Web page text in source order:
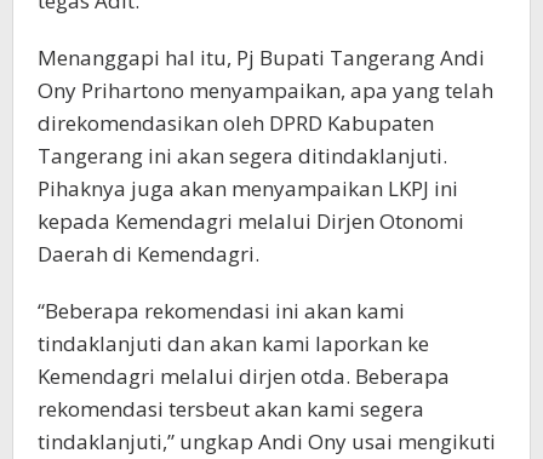
Menanggapi hal itu, Pj Bupati Tangerang Andi
Ony Prihartono menyampaikan, apa yang telah
direkomendasikan oleh DPRD Kabupaten
Tangerang ini akan segera ditindaklanjuti.
Pihaknya juga akan menyampaikan LKPJ ini
kepada Kemendagri melalui Dirjen Otonomi
Daerah di Kemendagri.
“Beberapa rekomendasi ini akan kami
tindaklanjuti dan akan kami laporkan ke
Kemendagri melalui dirjen otda. Beberapa
rekomendasi tersbeut akan kami segera
tindaklanjuti,” ungkap Andi Ony usai mengikuti